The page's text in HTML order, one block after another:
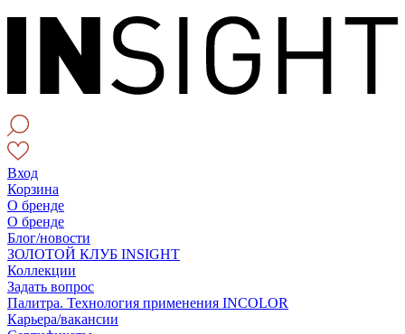
Вход
Корзина
О бренде
О бренде
Блог/новости
ЗОЛОТОЙ КЛУБ INSIGHT
Коллекции
Задать вопрос
Палитра. Технология применения INCOLOR
Карьера/вакансии